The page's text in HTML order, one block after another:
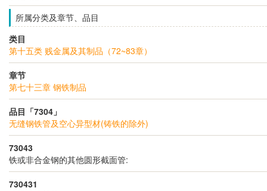
所属分类及章节、品目
类目
第十五类 贱金属及其制品（72~83章）
章节
第七十三章 钢铁制品
品目「7304」
无缝钢铁管及空心异型材(铸铁的除外)
73043
铁或非合金钢的其他圆形截面管:
730431